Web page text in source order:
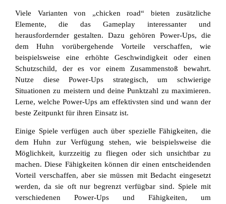
Viele Varianten von „chicken road“ bieten zusätzliche
Elemente, die das Gameplay interessanter und
herausfordernder gestalten. Dazu gehören Power-Ups, die
dem Huhn vorübergehende Vorteile verschaffen, wie
beispielsweise eine erhöhte Geschwindigkeit oder einen
Schutzschild, der es vor einem Zusammenstoß bewahrt.
Nutze diese Power-Ups strategisch, um schwierige
Situationen zu meistern und deine Punktzahl zu maximieren.
Lerne, welche Power-Ups am effektivsten sind und wann der
beste Zeitpunkt für ihren Einsatz ist.
Einige Spiele verfügen auch über spezielle Fähigkeiten, die
dem Huhn zur Verfügung stehen, wie beispielsweise die
Möglichkeit, kurzzeitig zu fliegen oder sich unsichtbar zu
machen. Diese Fähigkeiten können dir einen entscheidenden
Vorteil verschaffen, aber sie müssen mit Bedacht eingesetzt
werden, da sie oft nur begrenzt verfügbar sind. Spiele mit
verschiedenen Power-Ups und Fähigkeiten, um